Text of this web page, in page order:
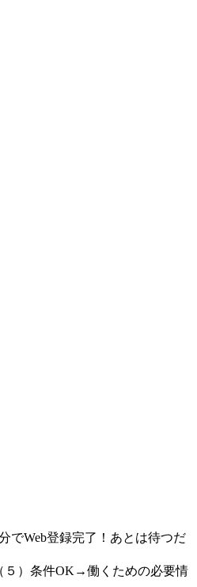
でWeb登録完了！あとは待つだ
５）条件OK→働くための必要情